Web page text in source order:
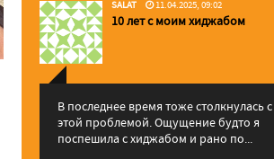
SALAT 11.04.2025, 09:02
10 лет с моим хиджабом
В последнее время тоже столкнулась с
этой проблемой. Ощущение будто я
поспешила с хиджабом и рано по...